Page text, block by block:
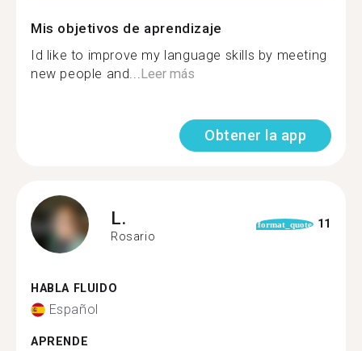
Mis objetivos de aprendizaje
Id like to improve my language skills by meeting
new people and... Leer más
Obtener la app
L.
Rosario
format_quote 11
HABLA FLUIDO
Español
APRENDE